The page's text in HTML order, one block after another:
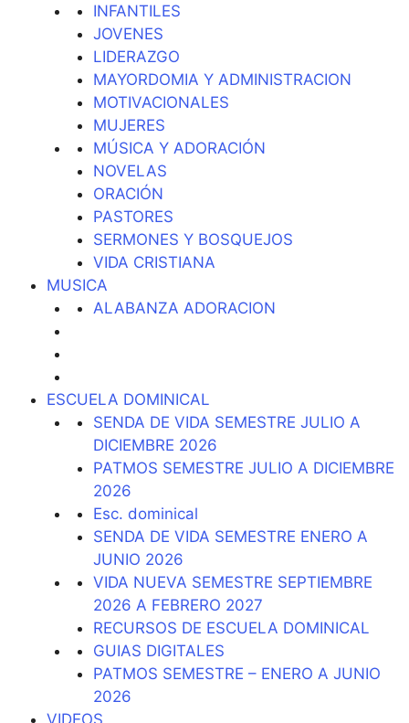
INFANTILES
JOVENES
LIDERAZGO
MAYORDOMIA Y ADMINISTRACION
MOTIVACIONALES
MUJERES
MÚSICA Y ADORACIÓN
NOVELAS
ORACIÓN
PASTORES
SERMONES Y BOSQUEJOS
VIDA CRISTIANA
MUSICA
ALABANZA ADORACION
ESCUELA DOMINICAL
SENDA DE VIDA SEMESTRE JULIO A
DICIEMBRE 2026
PATMOS SEMESTRE JULIO A DICIEMBRE
2026
Esc. dominical
SENDA DE VIDA SEMESTRE ENERO A
JUNIO 2026
VIDA NUEVA SEMESTRE SEPTIEMBRE
2026 A FEBRERO 2027
RECURSOS DE ESCUELA DOMINICAL
GUIAS DIGITALES
PATMOS SEMESTRE – ENERO A JUNIO
2026
VIDEOS